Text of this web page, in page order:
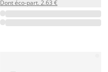
Dont éco-part. 2.63 €